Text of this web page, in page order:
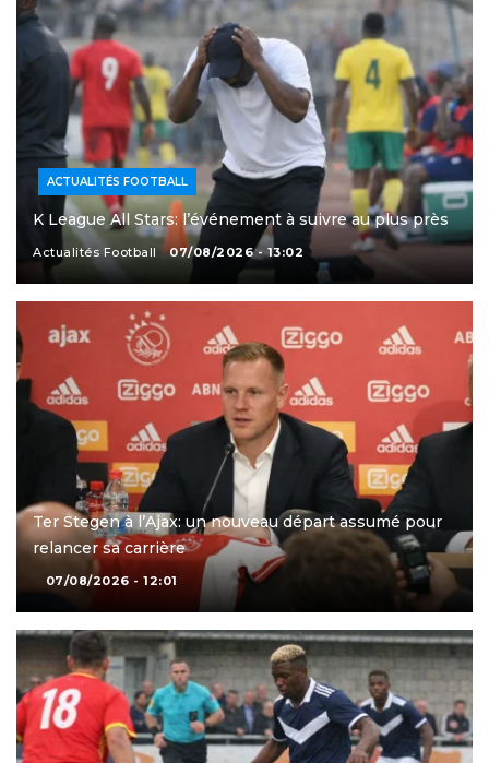
ACTUALITÉS FOOTBALL
K League All Stars: l’événement à suivre au plus près
Actualités Football 07/08/2026 - 13:02
Ter Stegen à l’Ajax: un nouveau départ assumé pour
relancer sa carrière
07/08/2026 - 12:01